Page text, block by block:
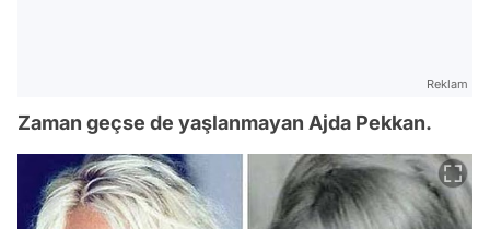
Reklam
Zaman geçse de yaşlanmayan Ajda Pekkan.